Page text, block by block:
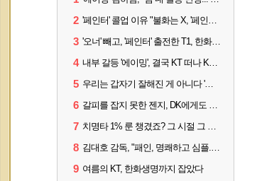
2 '페인터' 콜업 이유 "불화는 X, '페인터'는 부족한 콜을 채워줄 선수"
3 '오너' 빼고, '페인터' 출전한 T1, 한화생명에 패배
4 내부 갈등 '에이밍', 결국 KT 떠나 KRX로...'지우'와 트레이드
5 우리는 갑자기 잘해진 게 아니다 '씨맥' 김대호 감독의 자신감
6 갈피를 잡지 못한 젠지, DK에게도 0:2 패배
7 치명타 1% 룬 챙겼죠? 그 시절 그 감성 '롤 클래식' 30일 출시
8 김대호 감독, "패인, 명쾌하고 심플...다시 힘낼 수 있어"
9 여름의 KT, 한화생명까지 잡았다